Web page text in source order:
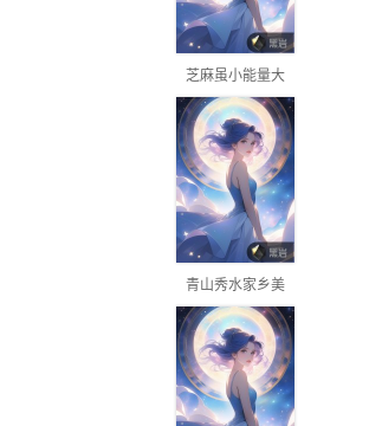
芝麻虽小能量大
青山秀水家乡美